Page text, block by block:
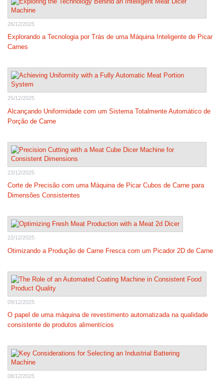
26/12/2025
Explorando a Tecnologia por Trás de uma Máquina Inteligente de Picar
Carnes
25/12/2025
Alcançando Uniformidade com um Sistema Totalmente Automático de
Porção de Carne
23/12/2025
Corte de Precisão com uma Máquina de Picar Cubos de Carne para
Dimensões Consistentes
22/12/2025
Otimizando a Produção de Carne Fresca com um Picador 2D de Carne
09/12/2025
O papel de uma máquina de revestimento automatizada na qualidade
consistente de produtos alimentícios
08/12/2025